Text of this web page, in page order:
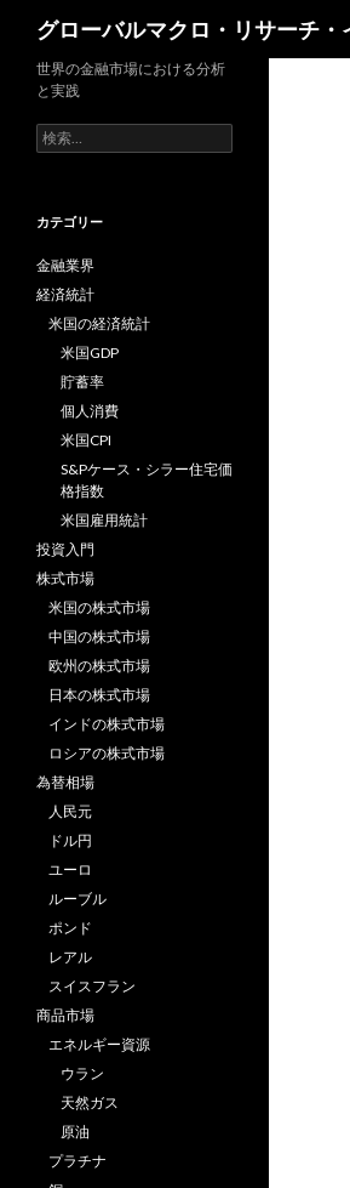
グローバルマクロ・リサーチ・
世界の金融市場における分析
と実践
検
索:
カテゴリー
金融業界
経済統計
米国の経済統計
米国GDP
貯蓄率
個人消費
米国CPI
S&Pケース・シラー住宅価
格指数
米国雇用統計
投資入門
株式市場
米国の株式市場
中国の株式市場
欧州の株式市場
日本の株式市場
インドの株式市場
ロシアの株式市場
為替相場
人民元
ドル円
ユーロ
ルーブル
ポンド
レアル
スイスフラン
商品市場
エネルギー資源
ウラン
天然ガス
原油
プラチナ